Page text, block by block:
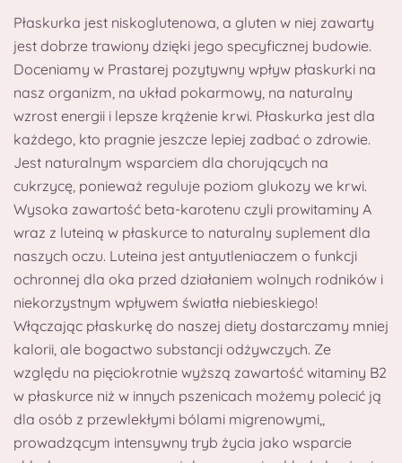
Płaskurka jest niskoglutenowa, a gluten w niej zawarty
jest dobrze trawiony dzięki jego specyficznej budowie.
Doceniamy w Prastarej pozytywny wpływ płaskurki na
nasz organizm, na układ pokarmowy, na naturalny
wzrost energii i lepsze krążenie krwi. Płaskurka jest dla
każdego, kto pragnie jeszcze lepiej zadbać o zdrowie.
Jest naturalnym wsparciem dla chorujących na
cukrzycę, ponieważ reguluje poziom glukozy we krwi.
Wysoka zawartość beta-karotenu czyli prowitaminy A
wraz z luteiną w płaskurce to naturalny suplement dla
naszych oczu. Luteina jest antyutleniaczem o funkcji
ochronnej dla oka przed działaniem wolnych rodników i
niekorzystnym wpływem światła niebieskiego!
Włączając płaskurkę do naszej diety dostarczamy mniej
kalorii, ale bogactwo substancji odżywczych. Ze
względu na pięciokrotnie wyższą zawartość witaminy B2
w płaskurce niż w innych pszenicach możemy polecić ją
dla osób z przewlekłymi bólami migrenowymi,,
prowadzącym intensywny tryb życia jako wsparcie